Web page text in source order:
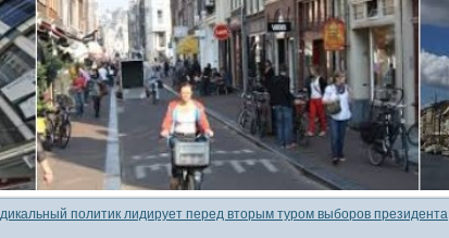
политик лидирует перед вторым туром выборов президента